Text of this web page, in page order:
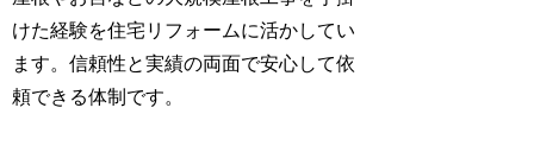
けた経験を住宅リフォームに活かしてい
ます。信頼性と実績の両面で安心して依
頼できる体制です。